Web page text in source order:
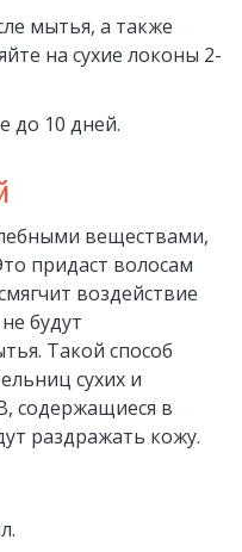
мытья, а также
на сухие локоны 2-
до 10 дней.
веществами,
придаст волосам
воздействие
будут
Такой способ
сухих и
содержащиеся в
раздражать кожу.